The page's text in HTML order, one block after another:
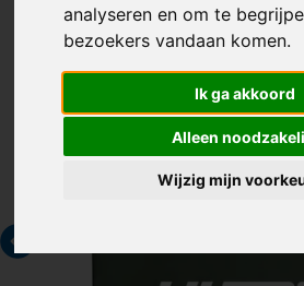
analyseren en om te
bezoekers vandaan komen.
Ik ga akkoord
Alleen
Wijzig mijn